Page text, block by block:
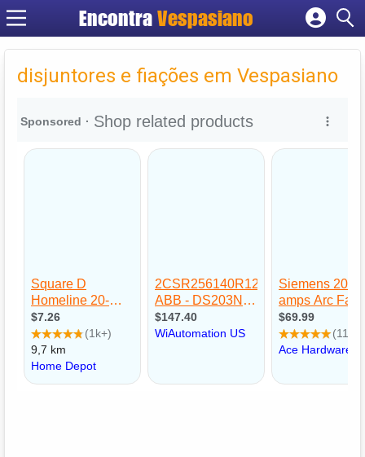
Encontra Vespasiano
Cadastrar empresa
Fazer login
Criar conta
disjuntores e fiações em Vespasiano